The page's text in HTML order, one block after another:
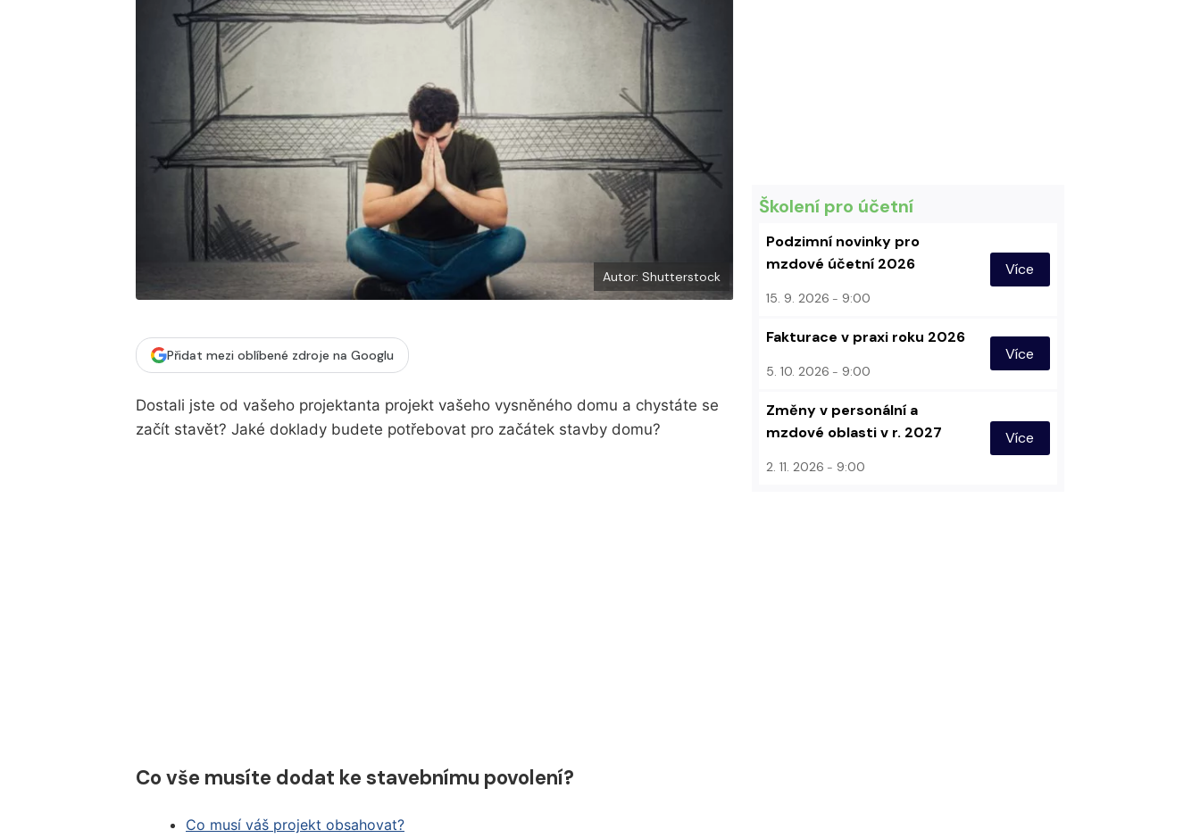
Autor: Shutterstock
Přidat mezi oblíbené zdroje na Googlu
Dostali jste od vašeho projektanta projekt vašeho vysněného domu a chystáte se
začít stavět? Jaké doklady budete potřebovat pro začátek stavby domu?
Co vše musíte dodat ke stavebnímu povolení?
Co musí váš projekt obsahovat?
Školení pro účetní
Podzimní novinky pro
mzdové účetní 2026
15. 9. 2026 9:00
Více
Fakturace v praxi roku 2026
5. 10. 2026 9:00
Více
Změny v personální a
mzdové oblasti v r. 2027
2. 11. 2026 9:00
Více